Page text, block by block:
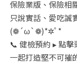
保險業版、保險相
只說實話、愛吃誠
(❁´ω`❁)*✲ﾟ*
📞 健檢預約 ▸ 點
一起打造堅不可摧